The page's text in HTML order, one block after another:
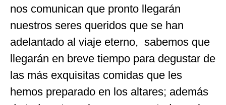
nos comunican que pronto llegarán
nuestros seres queridos que se han
adelantado al viaje eterno, sabemos que
llegarán en breve tiempo para degustar de
las más exquisitas comidas que les
hemos preparado en los altares; además